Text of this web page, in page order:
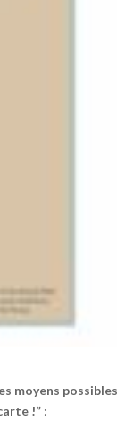
moyens possibles
!” :